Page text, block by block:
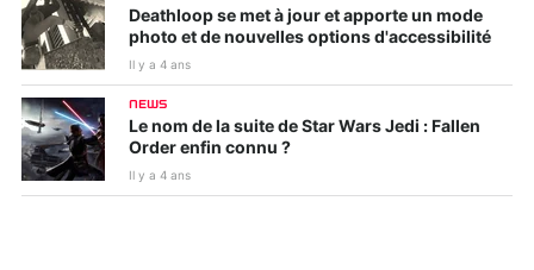
Deathloop se met à jour et apporte un mode
photo et de nouvelles options d'accessibilité
Il y a 4 ans
NEWS
Le nom de la suite de Star Wars Jedi : Fallen
Order enfin connu ?
Il y a 4 ans